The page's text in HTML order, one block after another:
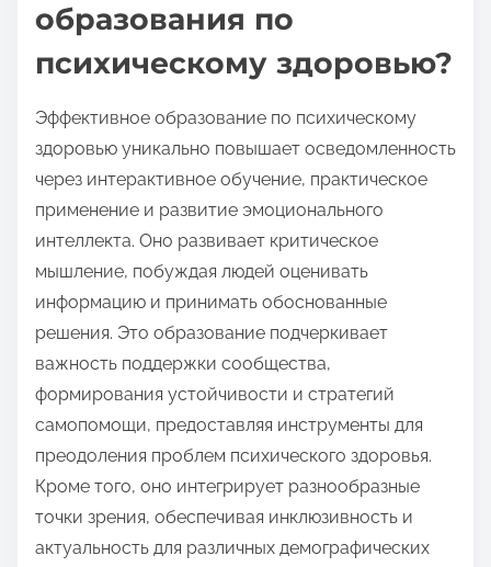
образования по
психическому здоровью?
Эффективное образование по психическому
здоровью уникально повышает осведомленность
через интерактивное обучение, практическое
применение и развитие эмоционального
интеллекта. Оно развивает критическое
мышление, побуждая людей оценивать
информацию и принимать обоснованные
решения. Это образование подчеркивает
важность поддержки сообщества,
формирования устойчивости и стратегий
самопомощи, предоставляя инструменты для
преодоления проблем психического здоровья.
Кроме того, оно интегрирует разнообразные
точки зрения, обеспечивая инклюзивность и
актуальность для различных демографических